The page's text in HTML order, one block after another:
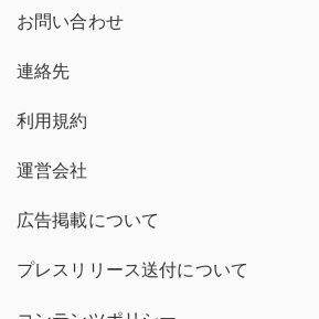
お問い合わせ
連絡先
利用規約
運営会社
広告掲載について
プレスリリース送付について